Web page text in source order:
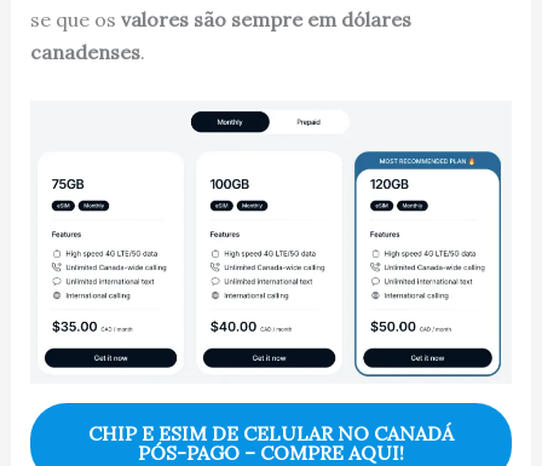
se que os valores são sempre em dólares
canadenses.
CHIP E ESIM DE CELULAR NO CANADÁ
PÓS-PAGO – COMPRE AQUI!